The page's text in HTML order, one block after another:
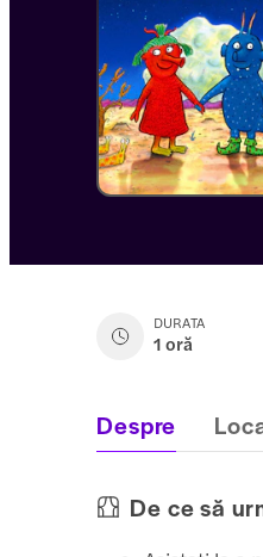
DURATA
1 oră
Despre
De ce să